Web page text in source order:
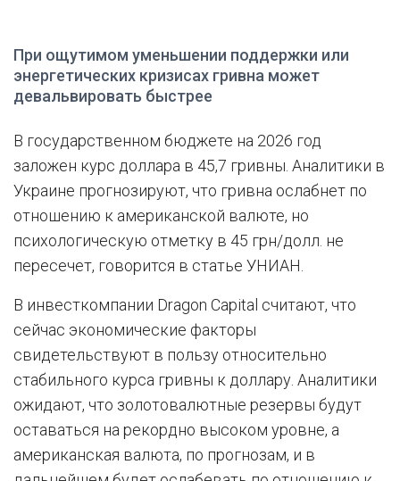
При ощутимом уменьшении поддержки или
энергетических кризисах гривна может
девальвировать быстрее
В государственном бюджете на 2026 год
заложен курс доллара в 45,7 гривны. Аналитики в
Украине прогнозируют, что гривна ослабнет по
отношению к американской валюте, но
психологическую отметку в 45 грн/долл. не
пересечет, говорится в статье УНИАН.
В инвесткомпании Dragon Capital считают, что
сейчас экономические факторы
свидетельствуют в пользу относительно
стабильного курса гривны к доллару. Аналитики
ожидают, что золотовалютные резервы будут
оставаться на рекордно высоком уровне, а
американская валюта, по прогнозам, и в